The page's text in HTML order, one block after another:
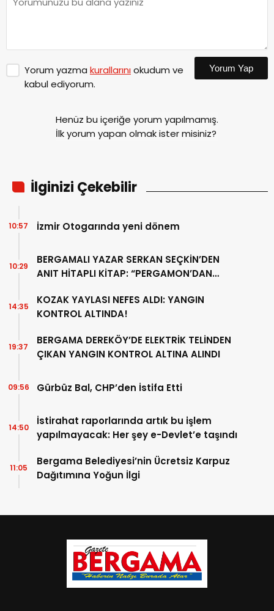
Yorum yazma kurallarınıokudum ve
kabul ediyorum.
Yorum Yap
Henüz bu içeriğe yorum yapılmamış.
İlk yorum yapan olmak ister misiniz?
İlginizi Çekebilir
İzmir Otogarında yeni dönem
10:57
BERGAMALI YAZAR SERKAN SEÇKİN’DEN
ANIT HİTAPLI KİTAP: “PERGAMON’DAN
10:29
KOZAK YAYLASI NEFES ALDI: YANGIN
KONTROL ALTINDA!
14:35
BERGAMA DEREKÖY’DE ELEKTRİK TELİNDEN
ÇIKAN YANGIN KONTROL ALTINA ALINDI
19:37
Gürbüz Bal, CHP’den İstifa Etti
09:56
İstirahat raporlarında artık bu işlem
yapılmayacak: Her şey e-Devlet’e taşındı
14:50
Bergama Belediyesi’nin Ücretsiz Karpuz
Dağıtımına Yoğun İlgi
11:05